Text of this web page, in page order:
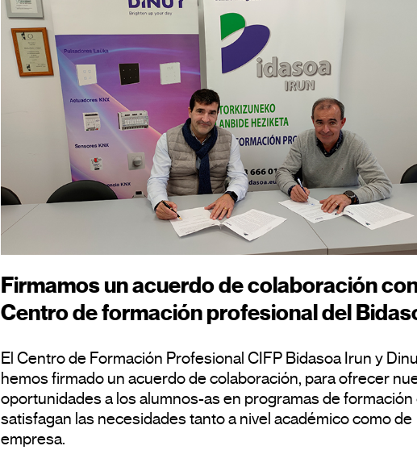
Firmamos un acuerdo de colaboración
Centro de formación profesional del
El Centro de Formación Profesional CIFP Bidasoa Irun y
hemos firmado un acuerdo de colaboración, para ofrecer
oportunidades a los alumnos-as en programas de formación
satisfagan las necesidades tanto a nivel académico como de
empresa.